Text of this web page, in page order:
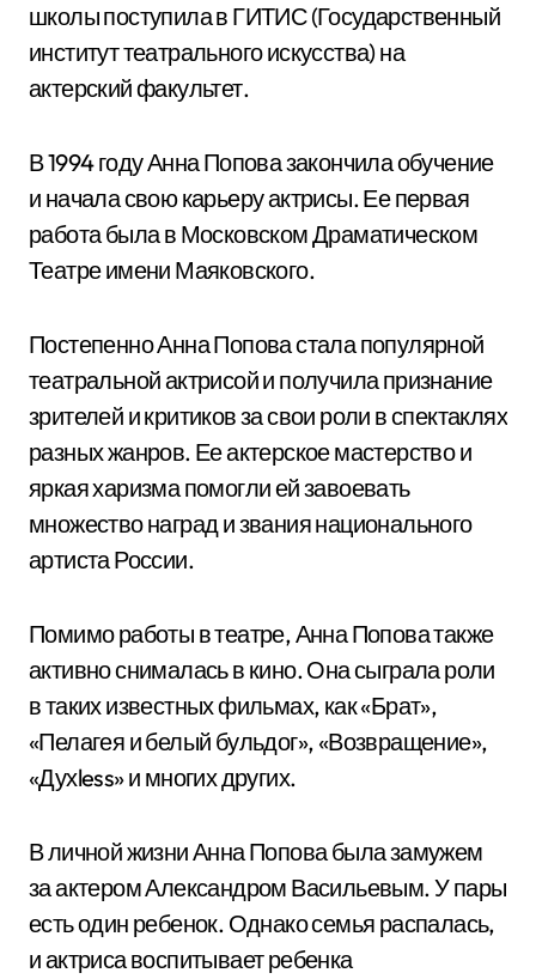
школы поступила в ГИТИС (Государственный
институт театрального искусства) на
актерский факультет.
В 1994 году Анна Попова закончила обучение
и начала свою карьеру актрисы. Ее первая
работа была в Московском Драматическом
Театре имени Маяковского.
Постепенно Анна Попова стала популярной
театральной актрисой и получила признание
зрителей и критиков за свои роли в спектаклях
разных жанров. Ее актерское мастерство и
яркая харизма помогли ей завоевать
множество наград и звания национального
артиста России.
Помимо работы в театре, Анна Попова также
активно снималась в кино. Она сыграла роли
в таких известных фильмах, как «Брат»,
«Пелагея и белый бульдог», «Возвращение»,
«Духless» и многих других.
В личной жизни Анна Попова была замужем
за актером Александром Васильевым. У пары
есть один ребенок. Однако семья распалась,
и актриса воспитывает ребенка